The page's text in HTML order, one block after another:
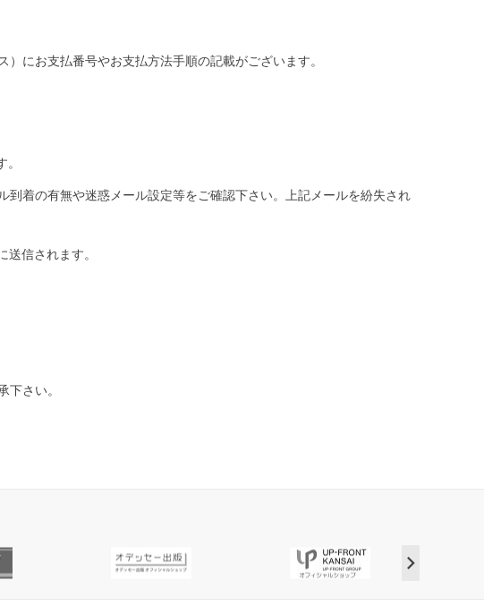
にお支払番号やお支払方法手順の記載がございます。
着の有無や迷惑メール設定等をご確認下さい。 上記メールを紛失され
送信されます。
さい。